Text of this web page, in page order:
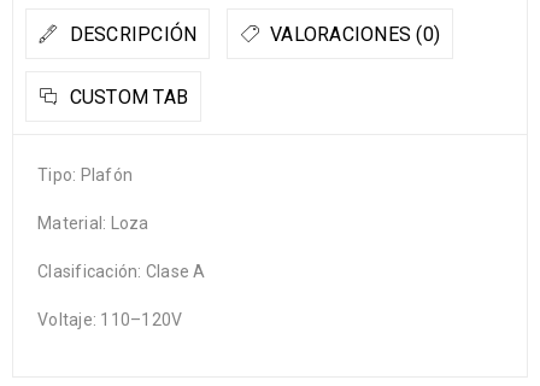
DESCRIPCIÓN VALORACIONES (0)
CUSTOM TAB
Tipo: Plafón
Material: Loza
Clasificación: Clase A
Voltaje: 110–120V